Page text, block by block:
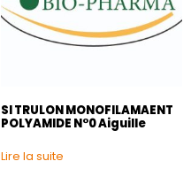
SI TRULON MONOFILAMAENT
POLYAMIDE N°0 Aiguille
Lire la suite